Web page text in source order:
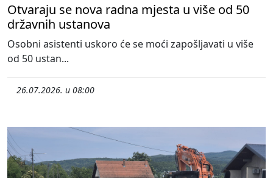
Otvaraju se nova radna mjesta u više od 50
državnih ustanova
Osobni asistenti uskoro će se moći zapošljavati u više
od 50 ustan...
26.07.2026. u 08:00